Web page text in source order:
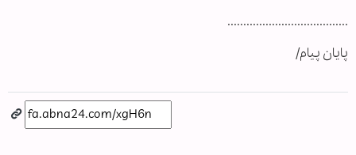
......................................
پایان پیام/